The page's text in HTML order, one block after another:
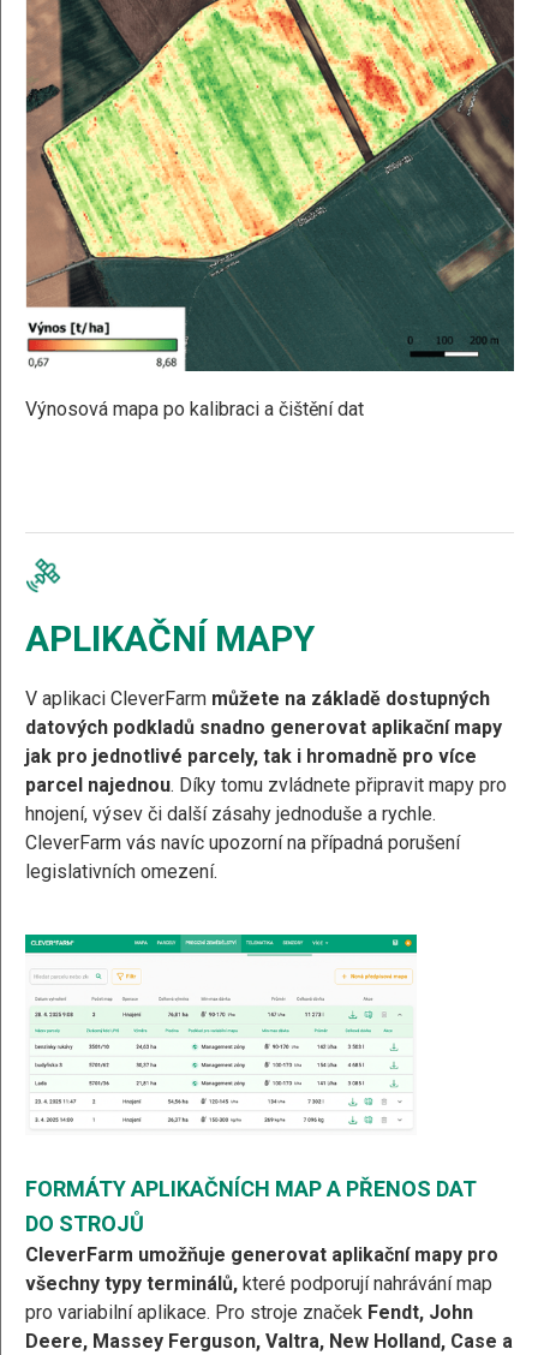
Výnosová mapa po kalibraci a čištění dat
APLIKAČNÍ MAPY
V aplikaci CleverFarm můžete na základě dostupných
datových podkladů snadno generovat aplikační mapy
jak pro jednotlivé parcely, tak i hromadně pro více
parcel najednou. Díky tomu zvládnete připravit mapy pro
hnojení, výsev či další zásahy jednoduše a rychle.
CleverFarm vás navíc upozorní na případná porušení
legislativních omezení.
FORMÁTY APLIKAČNÍCH MAP A PŘENOS DAT
DO STROJŮ
CleverFarm umožňuje generovat aplikační mapy pro
všechny typy terminálů, které podporují nahrávání map
pro variabilní aplikace. Pro stroje značek Fendt, John
Deere, Massey Ferguson, Valtra, New Holland, Case a